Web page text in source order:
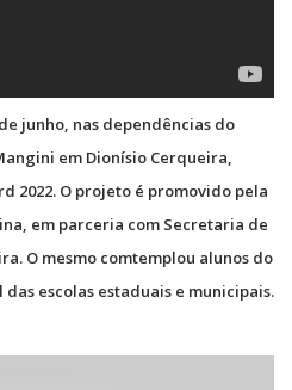
junho, nas dependências do
em Dionísio Cerqueira,
2022. O projeto é promovido pela
em parceria com Secretaria de
O mesmo comtemplou alunos do
escolas estaduais e municipais.